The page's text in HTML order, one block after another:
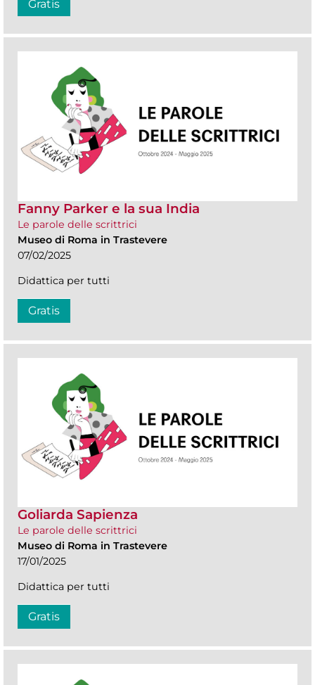
Gratis
Fanny Parker e la sua India
Le parole delle scrittrici
Museo di Roma in Trastevere
07/02/2025
Didattica per tutti
Gratis
Goliarda Sapienza
Le parole delle scrittrici
Museo di Roma in Trastevere
17/01/2025
Didattica per tutti
Gratis